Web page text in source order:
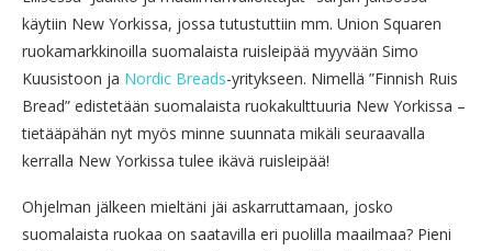
käytiin New Yorkissa, jossa tutustuttiin mm. Union Squaren
ruokamarkkinoilla suomalaista ruisleipää myyvään Simo
Kuusistoon ja Nordic Breads-yritykseen. Nimellä ”Finnish Ruis
Bread” edistetään suomalaista ruokakulttuuria New Yorkissa –
tietääpähän nyt myös minne suunnata mikäli seuraavalla
kerralla New Yorkissa tulee ikävä ruisleipää!
Ohjelman jälkeen mieltäni jäi askarruttamaan, josko
suomalaista ruokaa on saatavilla eri puolilla maailmaa? Pieni